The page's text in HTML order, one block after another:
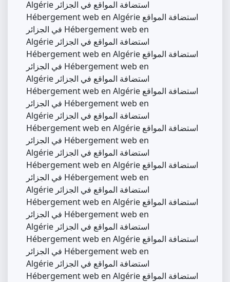
Algérie استضافة المواقع في الجزائر
Hébergement web en Algérie استضافة المواقع
في الجزائر Hébergement web en
Algérie استضافة المواقع في الجزائر
Hébergement web en Algérie استضافة المواقع
في الجزائر Hébergement web en
Algérie استضافة المواقع في الجزائر
Hébergement web en Algérie استضافة المواقع
في الجزائر Hébergement web en
Algérie استضافة المواقع في الجزائر
Hébergement web en Algérie استضافة المواقع
في الجزائر Hébergement web en
Algérie استضافة المواقع في الجزائر
Hébergement web en Algérie استضافة المواقع
في الجزائر Hébergement web en
Algérie استضافة المواقع في الجزائر
Hébergement web en Algérie استضافة المواقع
في الجزائر Hébergement web en
Algérie استضافة المواقع في الجزائر
Hébergement web en Algérie استضافة المواقع
في الجزائر Hébergement web en
Algérie استضافة المواقع في الجزائر
Hébergement web en Algérie استضافة المواقع